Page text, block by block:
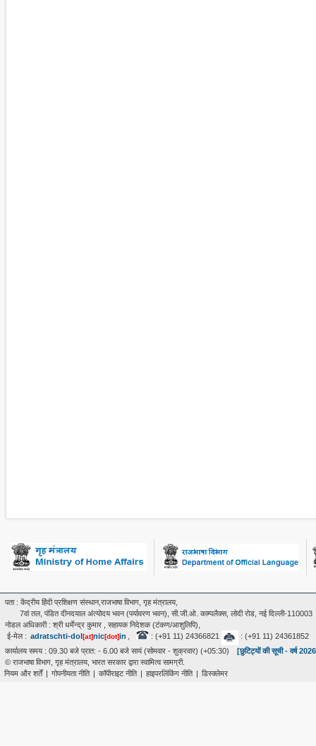
पता : केंद्रीय हिंदी प्रशिक्षण संस्थान,राजभाषा विभाग, गृह मंत्रालय,
7वां तल, पंडित दीनदयाल अंत्‍योदय भवन (पर्यावरण भवन), सी.जी.ओ. काम्पलैक्स, लोदी रोड, नई दिल्ली-110003
नोडल अधिकारी : श्री धर्मेन्द्र कुमार , सहायक निदेशक (टंकण/आशुलिपि),
ई-मेल : adratschti-dol [at]nic[dot]in , : (+91 11) 24366821
: (+91 11) 24361852
कार्यालय समय : 09.30 बजे प्रात: - 6.00 बजे सायं (सोमवार - शुक्रवार) (+05:30)
[छुटिट्यों की सूची - वर्ष
© राजभाषा विभाग, गृह मंत्रालय, भारत सरकार द्वारा स्वामित्व सामग्री.
नियम और शर्तें
गोपनीयता नीति कॉपीराइट नीति हाइपरलिंकिंग नीति डिस्क्लेमर